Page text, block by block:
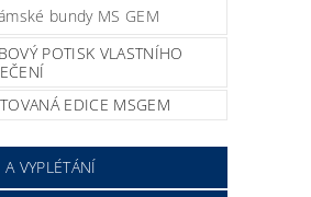
bundy MS GEM
POTISK VLASTNÍHO
EDICE MSGEM
A VYPLÉTÁNÍ